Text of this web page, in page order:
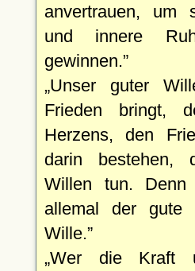
anvertrauen, um
und innere
gewinnen.
Unser guter
Frieden bringt,
Herzens, den
darin bestehen,
Willen tun.
allemal der gute
Wille.
Wer die Kraft